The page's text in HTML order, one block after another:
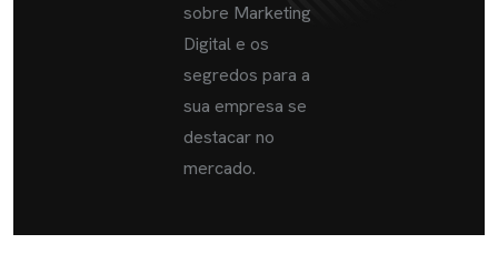
sobre Marketing
Digital e os
segredos para a
sua empresa se
destacar no
mercado.